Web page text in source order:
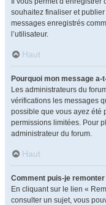
souhaitez finaliser et
messages enregistrés
l’utilisateur.
Haut
Pourquoi mon message a-
Les administrateurs du
vérifications les messages
possible que vous ayez été
permissions limitées. Pour
administrateur du forum.
Haut
Comment puis-je
En cliquant sur le lien «
consulter un sujet, vous